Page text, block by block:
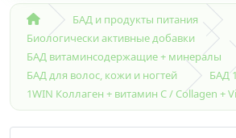
БАД и продукты питания
Биологически активные добавки
БАД витаминсодержащие + минералы
БАД для волос, кожи и ногтей
БАД
1WIN Коллаген + витамин С / Collagen